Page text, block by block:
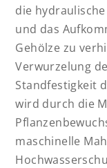
die
und das
Gehölze zu
Verwurzelung
Standfestigkeit
wird durch die
maschinelle